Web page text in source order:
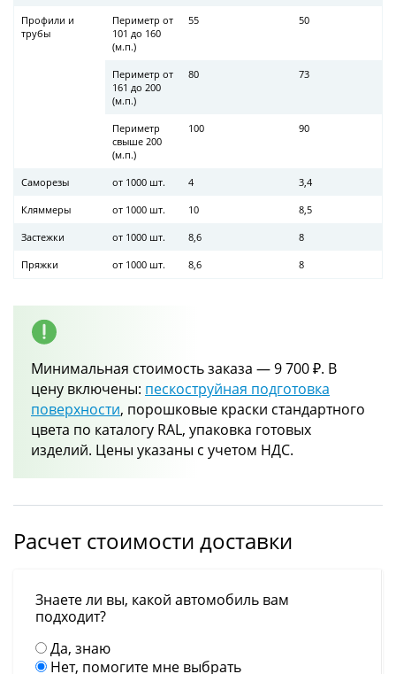
Профили и
трубы
Периметр от
101 до 160
(м.п.)
55 50
Периметр от
161 до 200
(м.п.)
80 73
Периметр
свыше 200
(м.п.)
100 90
Саморезы от 1000 шт. 4 3,4
Кляммеры от 1000 шт. 10 8,5
Застежки от 1000 шт. 8,6 8
Пряжки от 1000 шт. 8,6 8
Минимальная стоимость заказа — 9 700 ₽. В
цену включены: пескоструйная подготовка
поверхности, порошковые краски стандартного
цвета по каталогу RAL, упаковка готовых
изделий. Цены указаны с учетом НДС.
Расчет стоимости доставки
Знаете ли вы, какой автомобиль вам
подходит?
Да, знаю
Нет, помогите мне выбрать